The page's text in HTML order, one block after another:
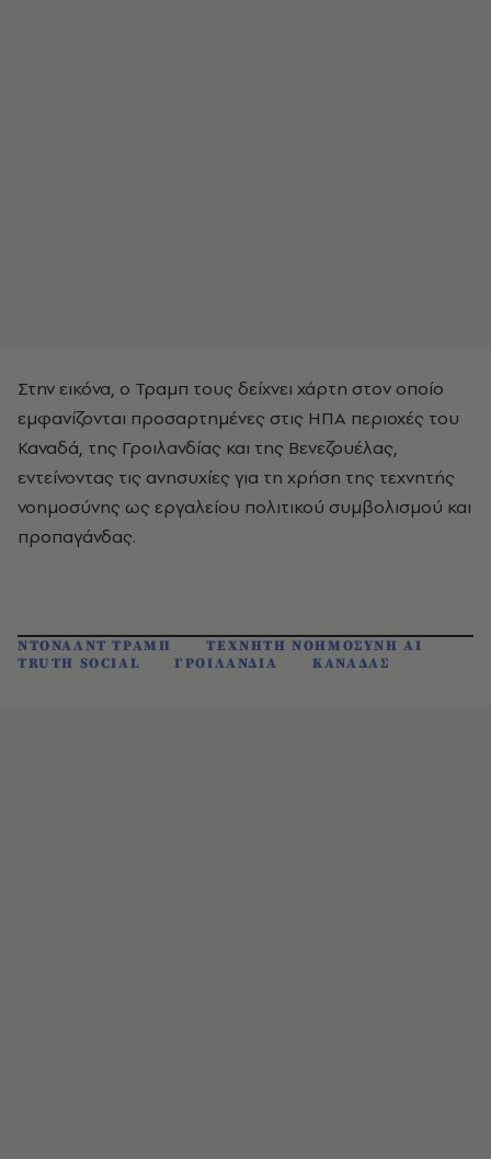
Στην εικόνα, ο Τραμπ τους δείχνει χάρτη στον οποίο
εμφανίζονται προσαρτημένες στις ΗΠΑ περιοχές του
Καναδά, της Γροιλανδίας και της Βενεζουέλας,
εντείνοντας τις ανησυχίες για τη χρήση της τεχνητής
νοημοσύνης ως εργαλείου πολιτικού συμβολισμού και
προπαγάνδας.
ΝΤΟΝΑΛΝΤ ΤΡΑΜΠ
ΤΕΧΝΗΤΗ ΝΟΗΜΟΣΥΝΗ AI
TRUTH SOCIAL
ΓΡΟΙΛΑΝΔΙΑ ΚΑΝΑΔΑΣ